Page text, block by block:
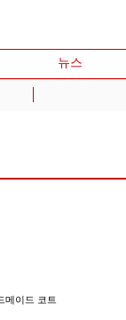
뉴스
메이드 코트